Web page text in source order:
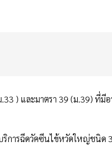
) และมาตรา 39 (ม.39) ที่มีอ
ริการฉีดวัคซีนไข้หวัดใหญ่ชนิด